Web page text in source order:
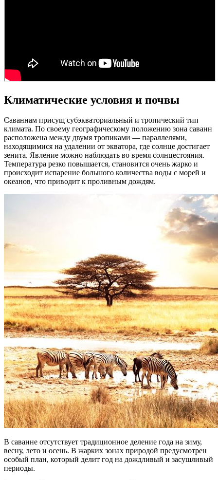
Климатические условия и почвы
Саваннам присущ субэкваториальный и тропический тип
климата. По своему географическому положению зона саванн
расположена между двумя тропиками — параллелями,
находящимися на удалении от экватора, где солнце достигает
зенита. Явление можно наблюдать во время солнцестояния.
Температура резко повышается, становится очень жарко и
происходит испарение большого количества воды с морей и
океанов, что приводит к проливным дождям.
В саванне отсутствует традиционное деление года на зиму,
весну, лето и осень. В жарких зонах природой предусмотрен
особый план, который делит год на дождливый и засушливый
периоды.